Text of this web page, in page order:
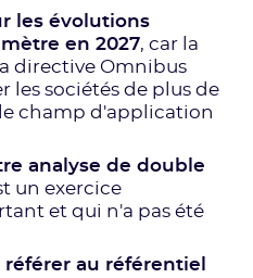
les évolutions
en 2027, car la
directive Omnibus
les sociétés de plus de
champ d'application
analyse de double
un exercice
et qui n'a pas été
au référentiel